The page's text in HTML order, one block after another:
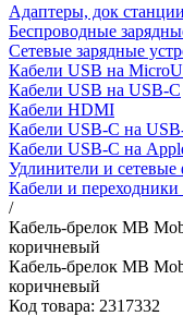
Адаптеры, док
Беспроводные
Сетевые зарядные
Кабели USB на
Кабели USB на USB-C
Кабели HDMI
Кабели USB-C на
Кабели USB-C на
Удлинители и сетевые
Кабели и
/
Кабель-брелок MB
коричневый
Кабель-брелок MB
коричневый
Код товара: 2317332